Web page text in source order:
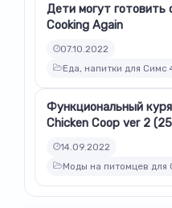
Дети могут готовить
Cooking Again
07.10.2022
Еда, напитки для Симс
Функциональный
Chicken Coop ver 2
14.09.2022
Моды на питомцев для